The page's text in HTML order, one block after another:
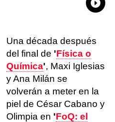
Una década después
del final de 'Física o
Química', Maxi Iglesias
y Ana Milán se
volverán a meter en la
piel de César Cabano y
Olimpia en 'FoQ: el